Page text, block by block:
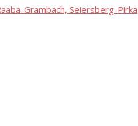
Grambach, Seiersberg-